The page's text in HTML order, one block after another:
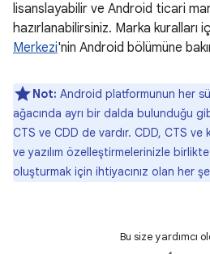
lisanslayabilir ve Android ticari
hazırlanabilirsiniz. Marka kuralları
Merkezi'nin Android bölümüne
Not: Android platformunun her
ağacında ayrı bir dalda bulunduğu
CTS ve CDD de vardır. CDD, CTS ve
ve yazılım özelleştirmelerinizle
oluşturmak için ihtiyacınız olan her
Bu size yardımcı